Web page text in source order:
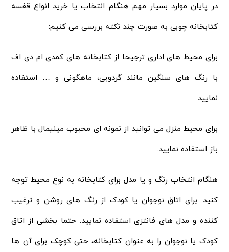
در پایان موارد بسیار مهم هنگام انتخاب یا خرید انواع قفسه
کتابخانه چوبی به صورت چند نکته بررسی می کنیم:
برای محیط های اداری ترجیحا از کتابخانه های کمدی ام دی اف
با رنگ های سنگین مانند گردویی، ماهگونی و … استفاده
نمایید.
برای محیط منزل می توانید از نمونه ای محبوب مینیمال با ظاهر
باز استفاده نمایید.
هنگام انتخاب رنگ و یا مدل برای کتابخانه به نوع محیط توجه
کنید. برای اتاق نوجوان یا کودک از رنگ های روشن و ترغیب
کننده و مدل های فانتزی استفاده نمایید. حتما بخشی از اتاق
کودک یا نوجوان را به عنوان کتابخانه، حتی کوچک برای آن ها